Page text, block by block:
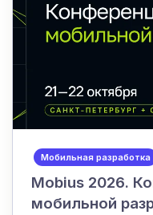
Мобильная разработка
Mobius 2026.
мобильной